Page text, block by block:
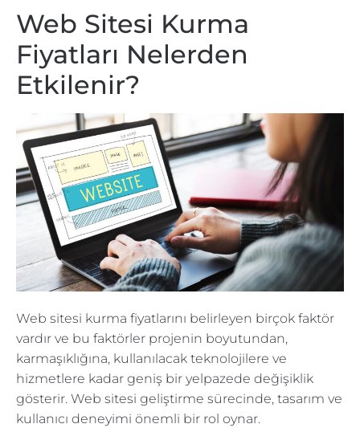
Web Sitesi Kurma
Fiyatları Nelerden
Etkilenir?
Web sitesi kurma fiyatlarını belirleyen birçok faktör
vardır ve bu faktörler projenin boyutundan,
karmaşıklığına, kullanılacak teknolojilere ve
hizmetlere kadar geniş bir yelpazede değişiklik
gösterir. Web sitesi geliştirme sürecinde, tasarım ve
kullanıcı deneyimi önemli bir rol oynar.